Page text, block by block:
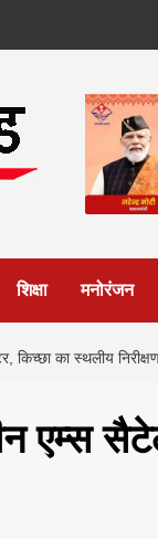
शिक्षा मनोरंजन
किच्छा का स्थलीय
एम्स